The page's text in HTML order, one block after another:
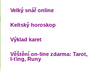
Velký snář online
Keltský horoskop
Výklad karet
Věštění on-line zdarma: Tarot,
I-ťing, Runy